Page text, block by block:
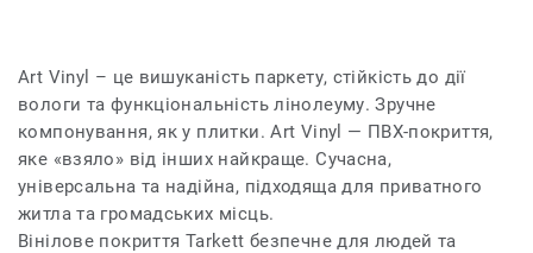
Art Vinyl – це вишуканість паркету, стійкість до дії
вологи та функціональність лінолеуму. Зручне
компонування, як у плитки. Art Vinyl — ПВХ-покриття,
яке «взяло» від інших найкраще. Сучасна,
універсальна та надійна, підходяща для приватного
житла та громадських місць.
Вінілове покриття Tarkett безпечне для людей та